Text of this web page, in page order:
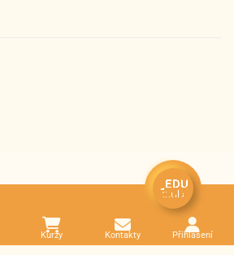
Kurzy Kontakty Přihlášení